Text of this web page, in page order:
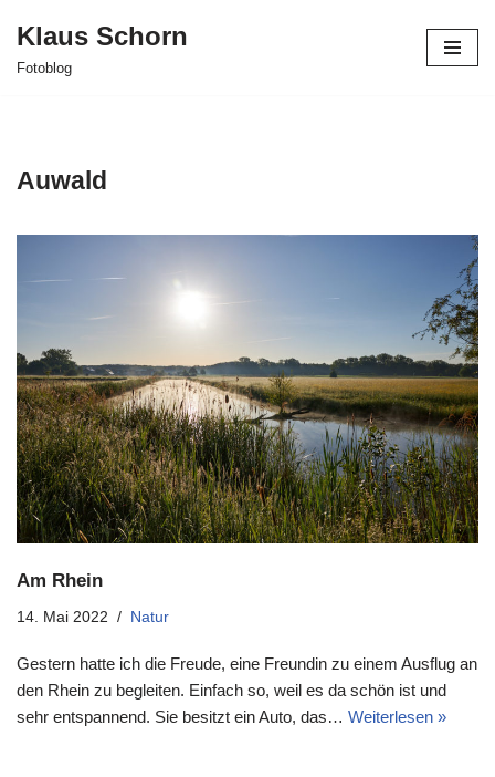
Zum
Klaus Schorn
Fotoblog
Auwald
Am Rhein
14. Mai 2022 Natur
Gestern hatte ich die Freude, eine Freundin zu einem Ausflug an
den Rhein zu begleiten. Einfach so, weil es da schön ist und
sehr entspannend. Sie besitzt ein Auto, das… Weiterlesen »